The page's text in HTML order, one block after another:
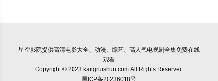
星空影院提供高清电影大全、动漫、综艺、高人气电视剧全集免费在线
观看
Copyright © 2023 kangruishun.com All Rights Reserved
黑ICP备20236018号